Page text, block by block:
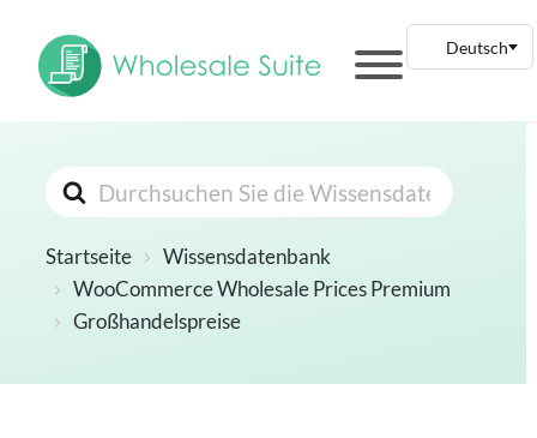
Suchen
nach
Startseite
Wissensdatenbank
WooCommerce Wholesale Prices Premium
Großhandelspreise